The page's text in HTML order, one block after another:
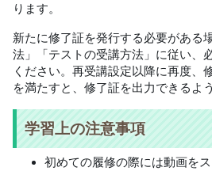
ります。
新たに修了証を発行する必要がある
法」「テストの受講方法」に従い、
ください。再受講設定以降に再度、
を満たすと、修了証を出力できるよ
学習上の注意事項
初めての履修の際には動画を